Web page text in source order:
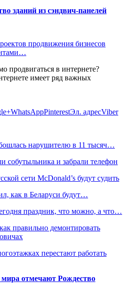
зданий из сэндвич-панелей
продвижения бизнесов
продвигаться в интернете?
имеет ряд важных
WhatsAppPinterestЭл. адресViber
нарушителю в 11 тысяч…
собутыльника и забрали телефон
сети McDonald’s будут судить
как в Беларуси будут…
праздник, что можно, а что…
правильно демонтировать
перестают работать
мира отмечают Рождество